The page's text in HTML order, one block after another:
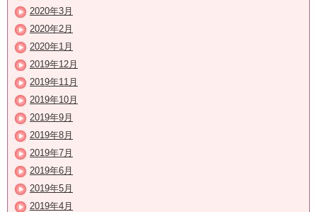
2020年3月
2020年2月
2020年1月
2019年12月
2019年11月
2019年10月
2019年9月
2019年8月
2019年7月
2019年6月
2019年5月
2019年4月